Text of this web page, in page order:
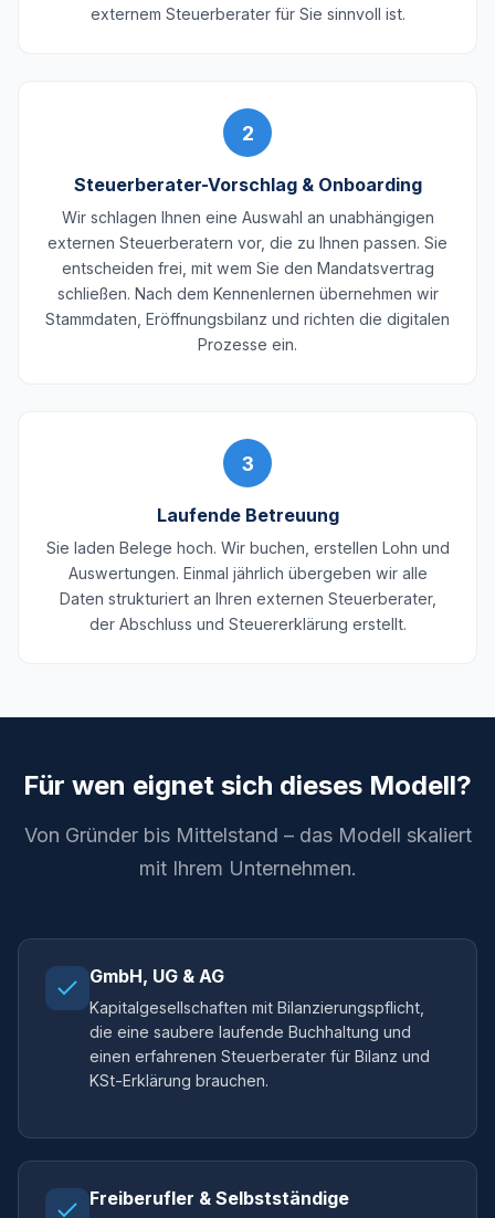
externem Steuerberater für Sie sinnvoll ist.
2
Steuerberater-Vorschlag & Onboarding
Wir schlagen Ihnen eine Auswahl an unabhängigen
externen Steuerberatern vor, die zu Ihnen passen. Sie
entscheiden frei, mit wem Sie den Mandatsvertrag
schließen. Nach dem Kennenlernen übernehmen wir
Stammdaten, Eröffnungsbilanz und richten die digitalen
Prozesse ein.
3
Laufende Betreuung
Sie laden Belege hoch. Wir buchen, erstellen Lohn und
Auswertungen. Einmal jährlich übergeben wir alle
Daten strukturiert an Ihren externen Steuerberater,
der Abschluss und Steuererklärung erstellt.
Für wen eignet sich dieses Modell?
Von Gründer bis Mittelstand – das Modell skaliert
mit Ihrem Unternehmen.
GmbH, UG & AG
Kapitalgesellschaften mit Bilanzierungspflicht,
die eine saubere laufende Buchhaltung und
einen erfahrenen Steuerberater für Bilanz und
KSt-Erklärung brauchen.
Freiberufler & Selbstständige